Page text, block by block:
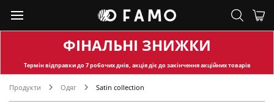
ФІНАЛЬНІ ЗНИЖКИ
Термін відправкидо 7 робочих днів, акція діє до закінчення акційних товарів
Продукти Одяг Satin collection